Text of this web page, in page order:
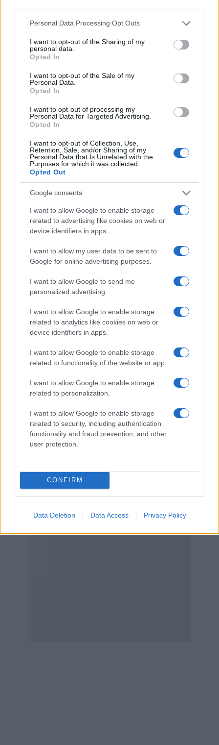
Please note that this website/app uses one or more Google
not limited to your visit or usage behaviour. You may click to
grant or deny consent to Google and its third-party tags to
use your data for below specified purposes in below Google
consent section.
Personal Data Processing Opt Outs
I want to opt-out of the Sharing of my
personal data.
Opted In
I want to opt-out of the Sale of my
Personal Data.
Opted In
I want to opt-out of processing my
Personal Data for Targeted Advertising.
Opted In
I want to opt-out of Collection, Use,
Retention, Sale, and/or Sharing of my
Personal Data that Is Unrelated with the
Purposes for which it was collected.
Opted Out
Google consents
I want to allow Google to enable storage
related to advertising like cookies on web or
device identifiers in apps.
I want to allow my user data to be sent to
Google for online advertising purposes.
I want to allow Google to send me
personalized advertising.
I want to allow Google to enable storage
related to analytics like cookies on web or
device identifiers in apps.
I want to allow Google to enable storage
related to functionality of the website or app.
I want to allow Google to enable storage
related to personalization.
I want to allow Google to enable storage
related to security, including authentication
functionality and fraud prevention, and other
user protection.
CONFIRM
Data Deletion Data Access Privacy Policy
Το Πληροφοριακό Σύστημα του Πλήρους Ηλεκτρονικού
συστατικά στοιχεία (υποσυστήματα):
– Υποσύστημα Φορολογουμένων. Οι φορολογούμενοι θα
έχουν τη δυνατότητα υποβολής στοιχείων περιουσίας
(αρχικής και τροποποιητικής), προβολής και εκτύπωσης
λανθασμένων πληροφοριών.
της φορολογικής διοίκησης θα έχουν τη δυνατότητα
προβολής των στοιχείων της περιουσίας και συσχέτισής
τους με άλλες πληροφορίες της φορολογικής διοίκησης
για τον εντοπισμό πιθανών περιπτώσεων απόκρυψης
εισοδημάτων. Επίσης, θα έχουν τη δυνατότητα
καταχώρησης των περιουσιακών στοιχείων, τα οποία
προκύπτουν έπειτα από έλεγχο ο οποίος έχει καταστεί
οριστικός.
– Υποσύστημα Διαχείρισης του Π.Σ. Ειδικοί χρήστες της
φορολογικής διοίκησης θα μπορούν να εμπλουτίζουν το
σύστημα με νέες κατηγορίες δεδομένων και να
καθορίζουν τις διαδικασίες συλλογής, ενημέρωσης,
αυτών. Επίσης, θα έχουν τη δυνατότητα να
διαχειρίζονται τους χρήστες του Π.Σ., τις προθεσμίες
υποβολής και άλλες παραμέτρους λειτουργίας του Π.Σ.
Τέλος, θα έχουν τη δυνατότητα παρακολούθησης της
λειτουργίας του Π.Σ. και εξαγωγής αναφορών και
στατιστικών στοιχείων. Το έργο του Ηλεκτρονικού
Περιουσιολογίου έχει ενταχθεί στο ΕΣΠΑ και θα
χρηματοδοτηθεί από αυτό.